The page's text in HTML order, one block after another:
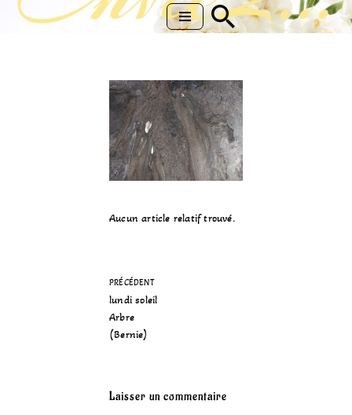
Aucun article relatif trouvé.
PRÉCÉDENT
lundi soleil
Arbre
(Bernie)
Laisser un commentaire